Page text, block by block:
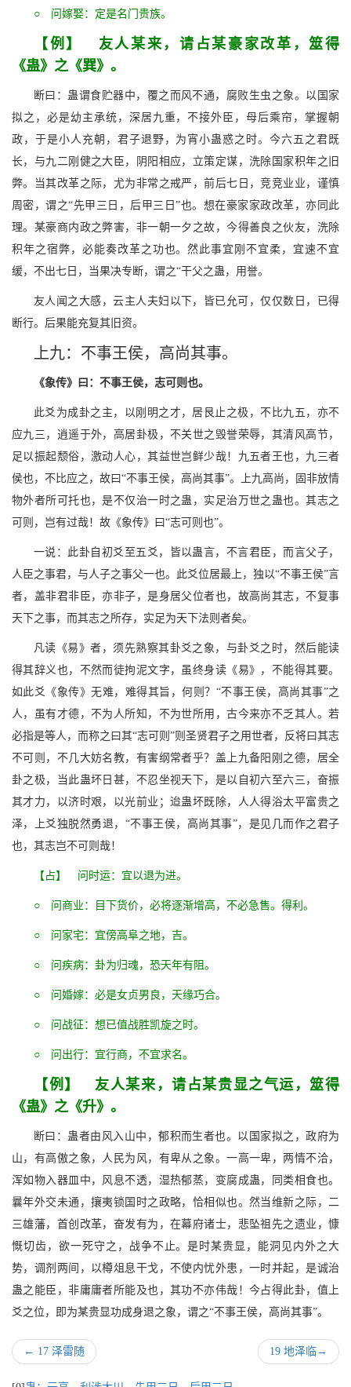
○ 问嫁娶：定是名门贵族。
【例】 友人某来，请占某豪家改革，筮得
《蛊》之《巽》。
断曰：蛊谓食贮器中，覆之而风不通，腐败生虫之象。以国家
拟之，必是幼主承统，深居九重，不接外臣，母后乘帘，掌握朝
政，于是小人充朝，君子退野，为宵小蛊惑之时。今六五之君既
长，与九二刚健之大臣，阴阳相应，立策定谋，洗除国家积年之旧
弊。当其改革之际，尤为非常之戒严，前后七日，竞竞业业，谨慎
周密，谓之“先甲三日，后甲三日”也。想在豪家家政改革，亦同此
理。某豪商内政之弊害，非一朝一夕之故，今得善良之伙友，洗除
积年之宿弊，必能奏改革之功也。然此事宜刚不宜柔，宜速不宜
缓，不出七日，当果决专断，谓之“干父之蛊，用誉。
友人闻之大感，云主人夫妇以下，皆已允可，仅仅数日，已得
断行。后果能充复其旧资。
上九：不事王侯，高尚其事。
《象传》曰：不事王侯，志可则也。
此爻为成卦之主，以刚明之才，居艮止之极，不比九五，亦不
应九三，逍遥于外，高居卦极，不关世之毁誉荣辱，其清风高节，
足以振起颓俗，激动人心，其益世岂鲜少哉！九五者王也，九三者
侯也，不比应之，故曰“不事王侯，高尚其事”。上九高尚，固非放情
物外者所可托也，是不仅治一时之蛊，实足治万世之蛊也。其志之
可则，岂有过哉！故《象传》曰“志可则也”。
一说：此卦自初爻至五爻，皆以蛊言，不言君臣，而言父子，
人臣之事君，与人子之事父一也。此爻位居最上，独以“不事王侯”言
者，盖非君非臣，亦非子，是身居父位者也，故高尚其志，不复事
天下之事，而其志之所存，实足为天下法则者矣。
凡读《易》者，须先熟察其卦爻之象，与卦爻之时，然后能读
得其辞义也，不然而徒拘泥文字，虽终身读《易》，不能得其要。
如此爻《象传》无难，难得其旨，何则？“不事王侯，高尚其事”之
人，虽有才德，不为人所知，不为世所用，古今来亦不乏其人。若
必指是等人，而称之曰其“志可则”则圣贤君子之用世者，反将曰其志
不可则，不几大妨名教，有害纲常者乎？盖上九备阳刚之德，居全
卦之极，当此蛊坏日甚，不忍坐视天下，是以自初六至六三，奋振
其才力，以济时艰，以光前业；迨蛊坏既除，人人得浴太平富贵之
泽，上爻独脱然勇退，“不事王侯，高尚其事”，是见几而作之君子
也，其志岂不可则哉！
【占】 问时运：宜以退为进。
○ 问商业：目下货价，必将逐渐增高，不必急售。得利。
○ 问家宅：宜傍高阜之地，吉。
○ 问疾病：卦为归魂，恐天年有阻。
○ 问婚嫁：必是女贞男良，天缘巧合。
○ 问战征：想已值战胜凯旋之时。
○ 问出行：宜行商，不宜求名。
【例】 友人某来，请占某贵显之气运，筮得
《蛊》之《升》。
断曰：蛊者由风入山中，郁积而生者也。以国家拟之，政府为
山，有高傲之象，人民为风，有卑从之象。一高一卑，两情不洽，
浑如物入器皿中，风息不透，湿热郁蒸，变腐成蛊，同类相食也。
曩年外交未通，攘夷锁国时之政略，恰相似也。然当维新之际，二
三雄藩，首创改革，奋发有为，在幕府诸士，悲坠祖先之遗业，慷
慨切齿，欲一死守之，战争不止。是时某贵显，能洞见内外之大
势，调剂两间，以樽俎息干戈，不使内忧外患，一时并起，是诚治
蛊之能臣，非庸庸者所能及也，其功不亦伟哉！今占得此卦，值上
爻之位，即为某贵显功成身退之象，谓之“不事王侯，高尚其事”。
← 17 泽雷随 19 地泽临→